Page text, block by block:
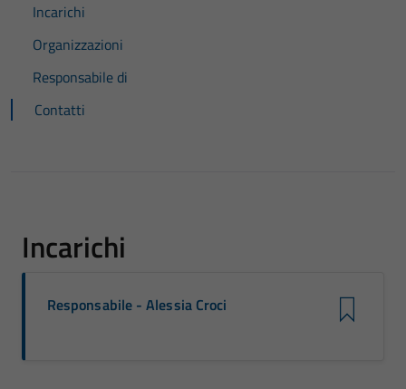
Incarichi
Organizzazioni
Responsabile di
Contatti
Incarichi
Responsabile - Alessia Croci